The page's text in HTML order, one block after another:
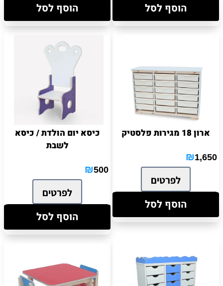
הוסף לסל הוסף לסל
ארון 18 מגירות פלסטיק
₪1,650
לפרטים
הוסף לסל
כיסא יום הולדת / כיסא
לשבת
₪500
לפרטים
הוסף לסל